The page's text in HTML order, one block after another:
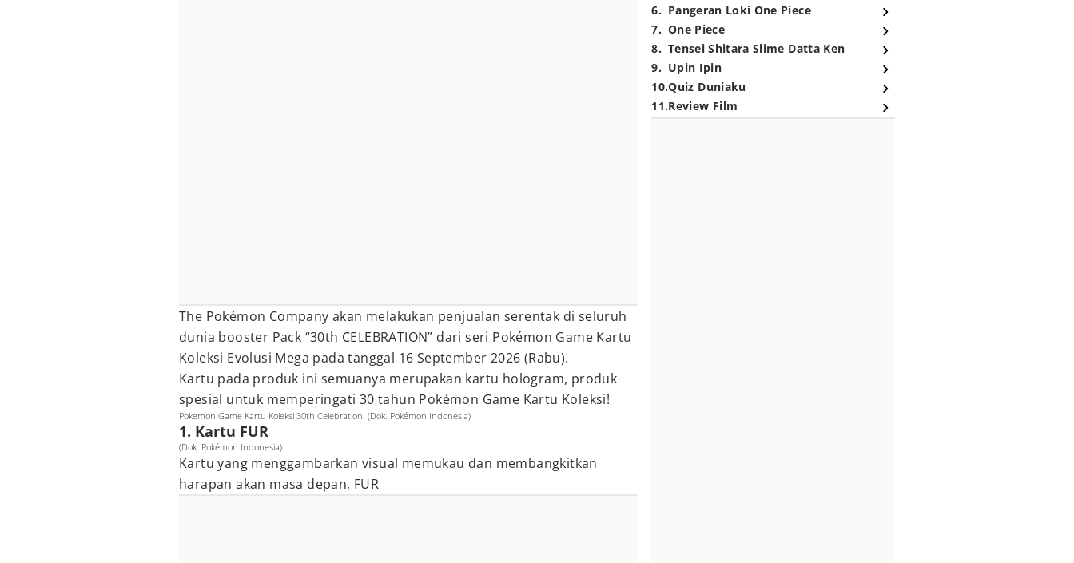
The Pokémon Company akan melakukan penjualan serentak di seluruh
dunia booster Pack “30th CELEBRATION” dari seri Pokémon Game Kartu
Koleksi Evolusi Mega pada tanggal 16 September 2026 (Rabu).
Kartu pada produk ini semuanya merupakan kartu hologram, produk
spesial untuk memperingati 30 tahun Pokémon Game Kartu Koleksi!
Pokemon Game Kartu Koleksi 30th Celebration. (Dok. Pokémon Indonesia)
1. Kartu FUR
(Dok. Pokémon Indonesia)
Kartu yang menggambarkan visual memukau dan membangkitkan
harapan akan masa depan, FUR
6. Pangeran Loki One Piece
7. One Piece
8. Tensei Shitara Slime Datta Ken
9. Upin Ipin
10.Quiz Duniaku
11.Review Film